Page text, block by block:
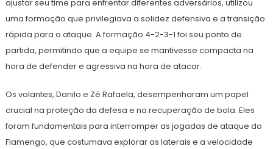
ajustar seu time para enfrentar diferentes adversários, utilizou
uma formação que privilegiava a solidez defensiva e a transição
rápida para o ataque. A formação 4-2-3-1 foi seu ponto de
partida, permitindo que a equipe se mantivesse compacta na
hora de defender e agressiva na hora de atacar.
Os volantes, Danilo e Zé Rafaela, desempenharam um papel
crucial na proteção da defesa e na recuperação de bola. Eles
foram fundamentais para interromper as jogadas de ataque do
Flamengo, que costumava explorar as laterais e a velocidade